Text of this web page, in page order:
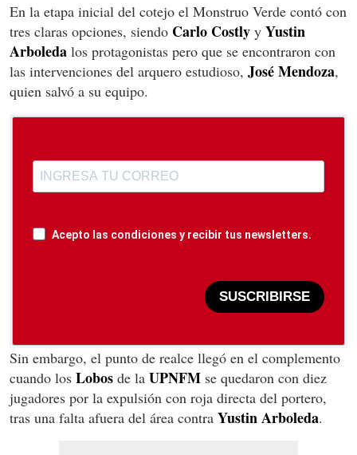
En la etapa inicial del cotejo el Monstruo Verde contó con
tres claras opciones, siendo Carlo Costly y Yustin
Arboleda los protagonistas pero que se encontraron con
las intervenciones del arquero estudioso, JoséMendoza,
quien salvó a su equipo.
Acepto las condiciones y recibir tus newsletters.
SUSCRIBIRSE
Sin embargo, el punto de realce llegó en el complemento
cuando los Lobos de la UPNFM se quedaron con diez
jugadores por la expulsión con roja directa del portero,
tras una falta afuera del área contra YustinArboleda.